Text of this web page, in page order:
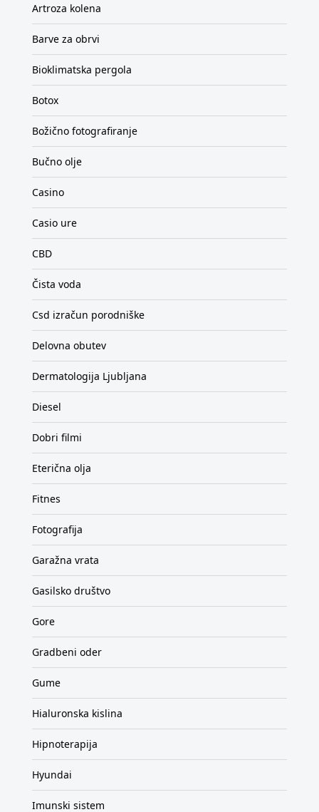
Artroza kolena
Barve za obrvi
Bioklimatska pergola
Botox
Božično fotografiranje
Bučno olje
Casino
Casio ure
CBD
Čista voda
Csd izračun porodniške
Delovna obutev
Dermatologija Ljubljana
Diesel
Dobri filmi
Eterična olja
Fitnes
Fotografija
Garažna vrata
Gasilsko društvo
Gore
Gradbeni oder
Gume
Hialuronska kislina
Hipnoterapija
Hyundai
Imunski sistem